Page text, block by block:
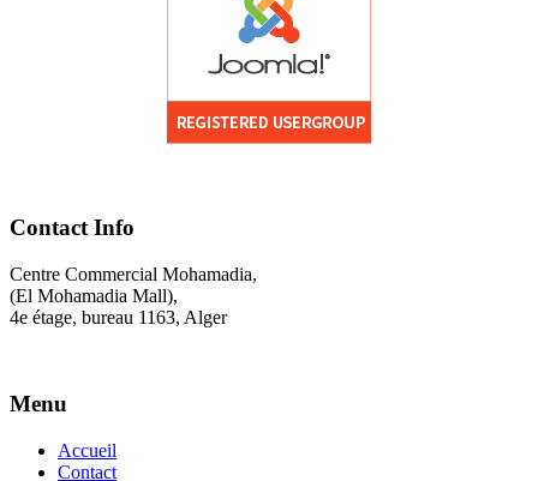
Contact Info
Centre Commercial Mohamadia,
(El Mohamadia Mall),
4e étage, bureau 1163, Alger
Menu
Accueil
Contact